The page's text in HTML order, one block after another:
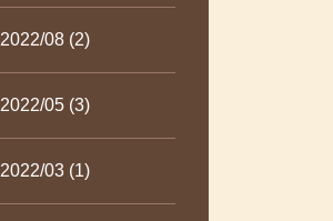
2022/08 (2)
2022/05 (3)
2022/03 (1)